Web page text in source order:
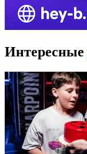
Интересные